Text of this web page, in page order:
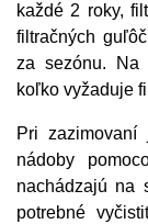
každé 2 roky,
filtračných
za sezónu. Na
koľko vyžaduje
Pri
nádoby
nachádzajú na
potrebné